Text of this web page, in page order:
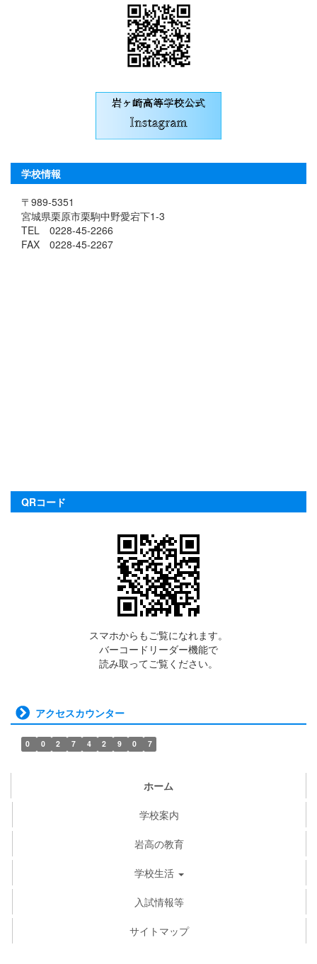
学校情報
〒989-5351
宮城県栗原市栗駒中野愛宕下1-3
TEL 0228-45-2266
FAX 0228-45-2267
QRコード
スマホからもご覧になれます。
バーコードリーダー機能で
読み取ってご覧ください。
アクセスカウンター
0 0 2 7 4 2 9 0 7
ホーム
学校案内
岩高の教育
学校生活
入試情報等
サイトマップ